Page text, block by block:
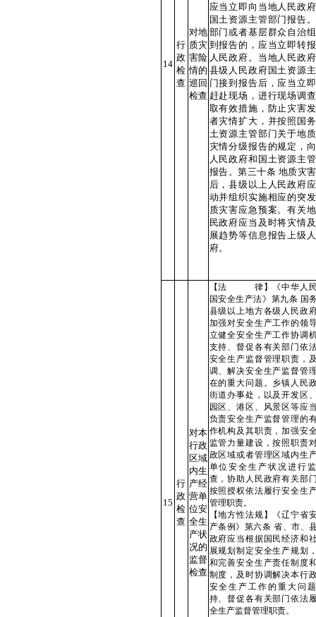
14
行
政
检
查
对地
质灾
害险
情的
巡回
检查
应当立即向当地人民政
国土资源主管部门报告
部门或者基层群众自治
到报告的，应当立即转
人民政府。当地人民政
县级人民政府国土资源
门接到报告后，应当立
赶赴现场，进行现场调
取有效措施，防止灾害
者灾情扩大，并按照国
土资源主管部门关于地
灾情分级报告的规定，
人民政府和国土资源主
报告。第三十条 地质灾
后，县级以上人民政府
动并组织实施相应的突
质灾害应急预案。有关
民政府应当及时将灾情
展趋势等信息报告上级
府。
15
行
政
检
查
对本
行政
区域
内生
产经
营单
位安
全生
产状
况的
监督
检查
【法 律】《中华人民
国安全生产法》第九条 国
县级以上地方各级人民政
加强对安全生产工作的领
立健全安全生产工作协调
支持、督促各有关部门依
安全生产监督管理职责，
调、解决安全生产监督管
在的重大问题。乡镇人民
街道办事处，以及开发区
园区、港区、风景区等应
负责安全生产监督管理的
作机构及其职责，加强安
监管力量建设，按照职责
政区域或者管理区域内生
单位安全生产状况进行
查，协助人民政府有关部
按照授权依法履行安全生
管理职责。
【地方性法规】《辽宁省
产条例》第六条 省、市、
政府应当根据国民经济和
展规划制定安全生产规划
和完善安全生产责任制度
制度，及时协调解决本行
安全生产工作的重大问
持、督促各有关部门依法
全生产监督管理职责。